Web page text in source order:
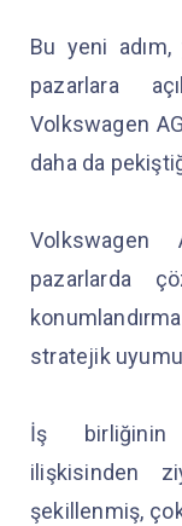
Bu yeni adım,
pazarlara
Volkswagen
daha da
Volkswagen
pazarlarda
stratejik
İş birliğinin
ilişkisinden
şekillenmiş,